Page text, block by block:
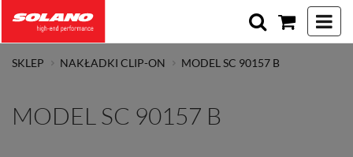
SKLEP NAKŁADKI CLIP-ON MODEL SC 90157 B
MODEL SC 90157 B